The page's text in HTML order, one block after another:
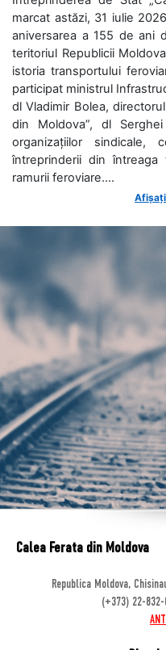
marcat astăzi, 31 iulie
aniversarea a 155 de ani
teritoriul Republicii
istoria transportului
participat ministrul
dl Vladimir Bolea,
din Moldova”, dl
organizațiilor sindicale,
întreprinderii din
ramurii feroviare....
Calea Ferata din Moldova
Republica Moldova,
(+373) 22-